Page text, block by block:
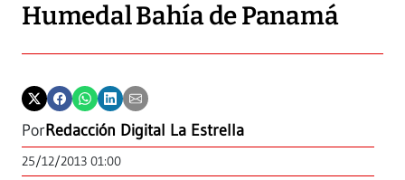
Humedal Bahía de Panamá
PorRedacción Digital La Estrella
25/12/2013 01:00